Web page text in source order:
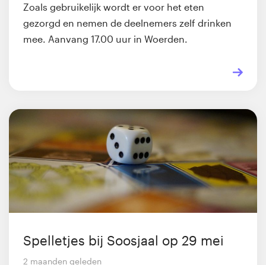
Zoals gebruikelijk wordt er voor het eten
gezorgd en nemen de deelnemers zelf drinken
mee. Aanvang 17.00 uur in Woerden.
Spelletjes bij Soosjaal op 29 mei
2 maanden geleden